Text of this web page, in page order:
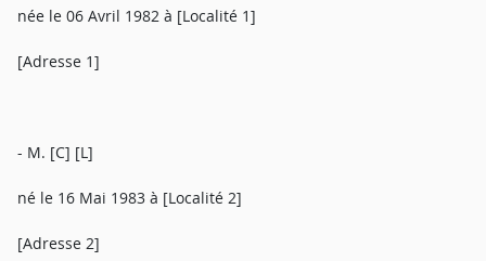
née le 06 Avril 1982 à [Localité 1]
[Adresse 1]
- M. [C] [L]
né le 16 Mai 1983 à [Localité 2]
[Adresse 2]